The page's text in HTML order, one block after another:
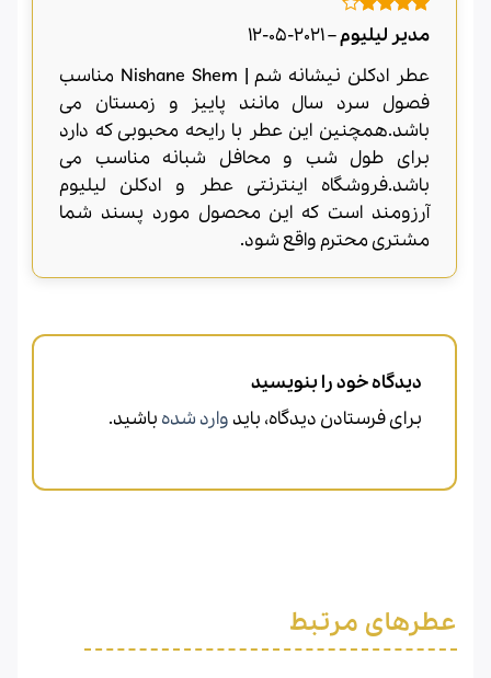
امتیاز 4
از 5
مدیر لیلیوم–
2021-05-12
عطر ادکلن نیشانه شم | Nishane Shem مناسب
فصول سرد سال مانند پاییز و زمستان می
باشد.همچنین این عطر با رایحه محبوبی که دارد
برای طول شب و محافل شبانه مناسب می
باشد.فروشگاه اینترنتی عطر و ادکلن لیلیوم
آرزومند است که این محصول مورد پسند شما
مشتری محترم واقع شود.
دیدگاه خود را بنویسید
برای فرستادن دیدگاه، باید وارد شده باشید.
عطرهای مرتبط